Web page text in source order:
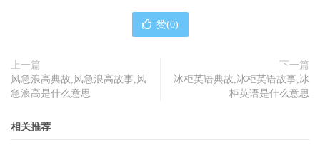
赞(0)
上一篇
风急浪高典故,风急浪高故事,风
急浪高是什么意思
下一篇
冰柜英语典故,冰柜英语故事,冰
柜英语是什么意思
相关推荐